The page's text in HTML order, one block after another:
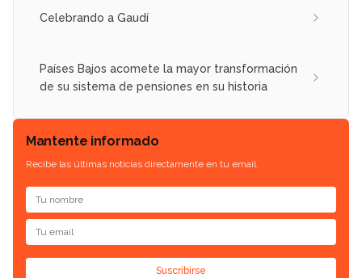
Celebrando a Gaudí
Países Bajos acomete la mayor transformación
de su sistema de pensiones en su historia
Mantente informado
Recibe las últimas noticias directamente en tu email.
Suscribirse